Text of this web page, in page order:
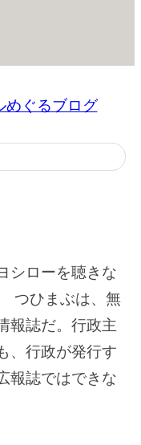
シローを聴きな
つひまぶは、無
報誌だ。行政主
、行政が発行す
報誌ではできな